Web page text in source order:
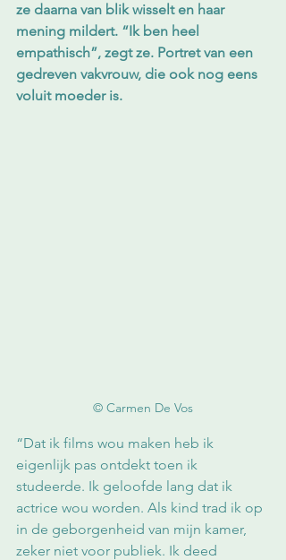
ze daarna van blik wisselt en haar
mening mildert. “Ik ben heel
empathisch”, zegt ze. Portret van een
gedreven vakvrouw, die ook nog eens
voluit moeder is.
© Carmen De Vos
“Dat ik films wou maken heb ik
eigenlijk pas ontdekt toen ik
studeerde. Ik geloofde lang dat ik
actrice wou worden. Als kind trad ik op
in de geborgenheid van mijn kamer,
zeker niet voor publiek. Ik deed